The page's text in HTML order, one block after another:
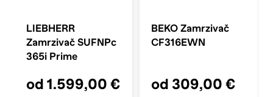
LIEBHERR
Zamrzivač SUFNPc
365i Prime
od 1.599,00 €
BEKO Zamrzivač
CF316EWN
od 309,00 €